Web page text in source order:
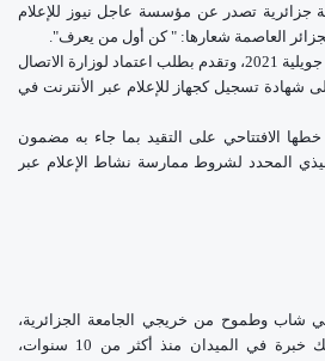
جزائرية تصدر عن مؤسسة عاجل نيوز للإعلام
العاصمة شعارها: " كن أول من يعرف".
انطلق الموقع في العمل يوم 5 جويلية 2021، وتقدم بطلب اعتماد لوزارة الاتصال
وحصل على شهادة تسجيل كجهاز للإعلام عبر الأنترنت في
خطها الافتتاحي على التقيد بما جاء به مضمون
المحدد لشروط ممارسة نشاط الإعلام عبر
وطموح من خريجي الجامعة الجزائرية،
مدعمين بكفاءات صحفية تملك خبرة في الميدان منذ أكثر من 10 سنوات،